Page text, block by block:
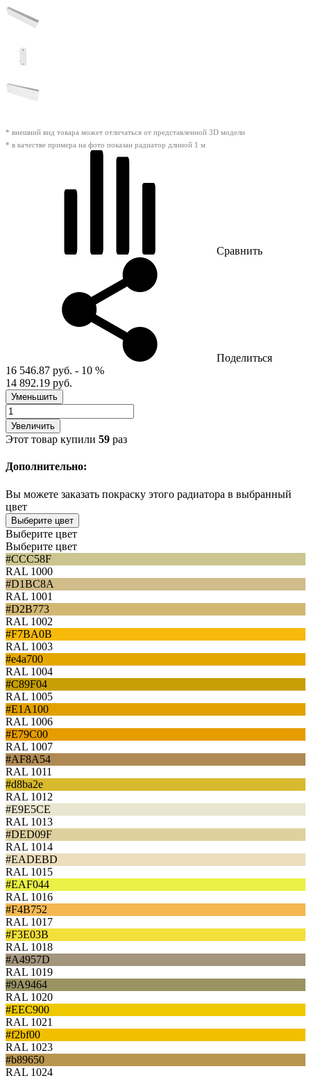
* внешний вид товара может отличаться от представленной 3D модели
* в качестве примера на фото показан радиатор длиной 1 м
Сравнить
Поделиться
16 546.87 руб. - 10 %
14 892.19 руб.
Уменьшить
Увеличить
Этот товар купили 59 раз
Дополнительно:
Вы можете заказать покраску этого радиатора в выбранный
цвет
Выберите цвет
Выберите цвет
Выберите цвет
#CCC58F
RAL 1000
#D1BC8A
RAL 1001
#D2B773
RAL 1002
#F7BA0B
RAL 1003
#e4a700
RAL 1004
#C89F04
RAL 1005
#E1A100
RAL 1006
#E79C00
RAL 1007
#AF8A54
RAL 1011
#d8ba2e
RAL 1012
#E9E5CE
RAL 1013
#DED09F
RAL 1014
#EADEBD
RAL 1015
#EAF044
RAL 1016
#F4B752
RAL 1017
#F3E03B
RAL 1018
#A4957D
RAL 1019
#9A9464
RAL 1020
#EEC900
RAL 1021
#f2bf00
RAL 1023
#b89650
RAL 1024